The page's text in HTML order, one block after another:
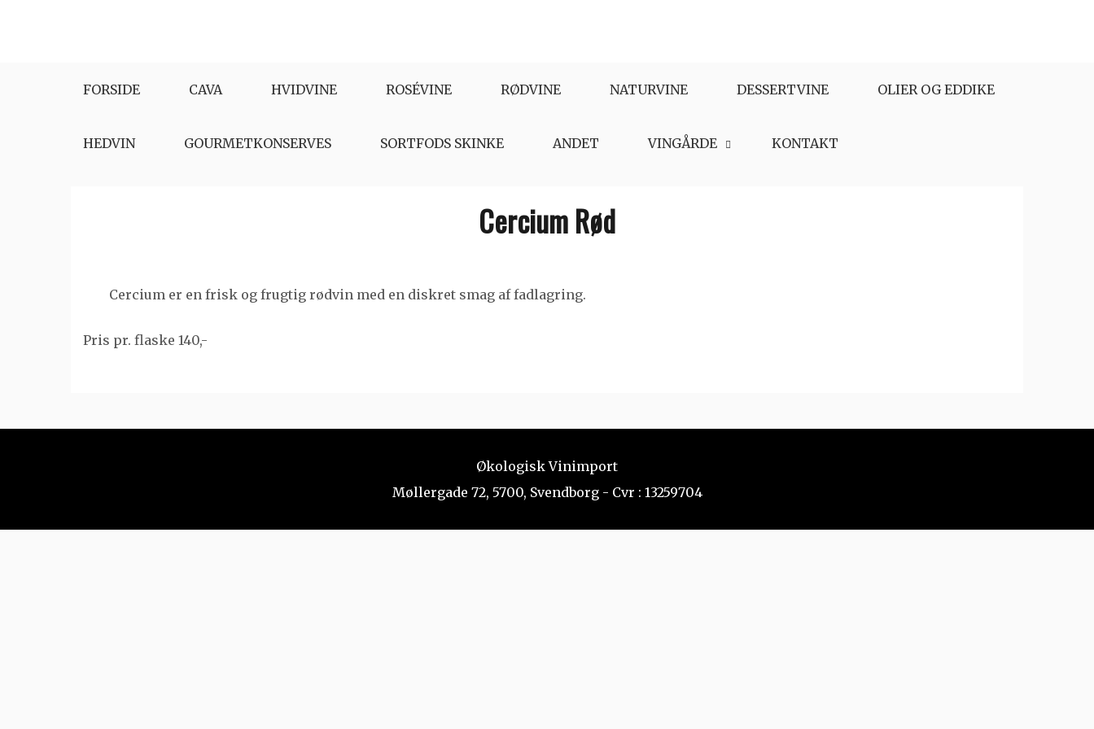
FORSIDE
CAVA HVIDVINE ROSÉVINE RØDVINE NATURVINE DESSERTVINE OLIER OG EDDIKE
HEDVIN GOURMETKONSERVES SORTFODS SKINKE ANDET VINGÅRDE KONTAKT
Cercium Rød
Cercium er en frisk og frugtig rødvin med en diskret smag af fadlagring.
Pris pr. flaske 140,-
Økologisk Vinimport
Møllergade 72, 5700, Svendborg - Cvr : 13259704